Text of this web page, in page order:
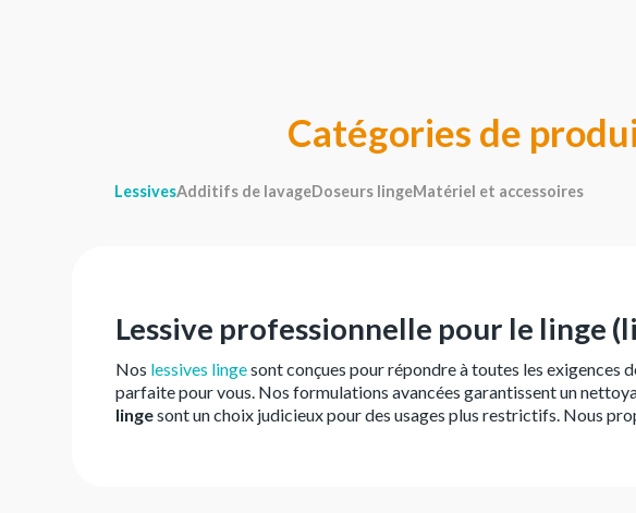
Catégories de
LessivesAdditifs de lavageDoseurs lingeMatériel et accessoires
Lessive professionnelle pour le linge
Nos lessives lingesont conçues pour répondre à toutes les exigences
parfaite pour vous. Nos formulations avancées garantissent un
lingesont un choix judicieux pour des usages plus restrictifs. Nous